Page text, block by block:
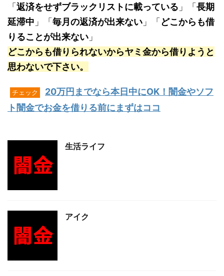
「 返済をせずブラックリストに載っている 」「 長期
延滞中 」「 毎月の返済が出来ない 」「 どこからも借
りることが出来ない 」
どこからも借りられないからヤミ金から借りようと
思わないで下さい。
チェック
20万円までなら本日中にOK！闇金やソフ
ト闇金でお金を借りる前にまずはココ
生活ライフ
アイク